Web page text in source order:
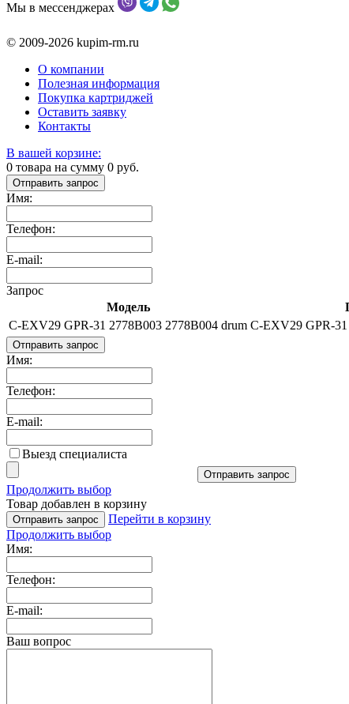
Мы в мессенджерах
© 2009-2026 kupim-rm.ru
О компании
Полезная информация
Покупка картриджей
Оставить заявку
Контакты
В вашей корзине:
0 товара на сумму 0 руб.
Отправить запрос
Имя:
Телефон:
E-mail:
Запрос
Модель
C-EXV29 GPR-31 2778B003 2778B004 drum C-EXV29 GPR-
Отправить запрос
Имя:
Телефон:
E-mail:
Выезд специалиста
Отправить запрос
Продолжить выбор
Товар добавлен в корзину
Отправить запрос
Перейти в корзину
Продолжить выбор
Имя:
Телефон:
E-mail:
Ваш вопрос